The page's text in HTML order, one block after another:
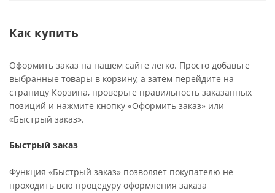
Как купить
Оформить заказ на нашем сайте легко. Просто добавьте
выбранные товары в корзину, а затем перейдите на
страницу Корзина, проверьте правильность заказанных
позиций и нажмите кнопку «Оформить заказ» или
«Быстрый заказ».
Быстрый заказ
Функция «Быстрый заказ» позволяет покупателю не
проходить всю процедуру оформления заказа